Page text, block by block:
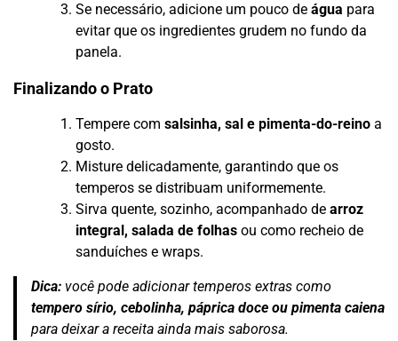
Se necessário, adicione um pouco de água para
evitar que os ingredientes grudem no fundo da
panela.
Finalizando o Prato
Tempere com salsinha, sal e pimenta-do-reino a
gosto.
Misture delicadamente, garantindo que os
temperos se distribuam uniformemente.
Sirva quente, sozinho, acompanhado de arroz
integral, salada de folhas ou como recheio de
sanduíches e wraps.
Dica: você pode adicionar temperos extras como
tempero sírio, cebolinha, páprica doce ou pimenta caiena
para deixar a receita ainda mais saborosa.